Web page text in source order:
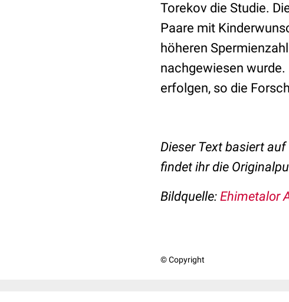
Torekov die Studie.
Paare mit
höheren
nachgewiesen
erfolgen, so die
Dieser Text basiert auf
findet ihr die
Bildquelle: Ehimetalor
© Copyright